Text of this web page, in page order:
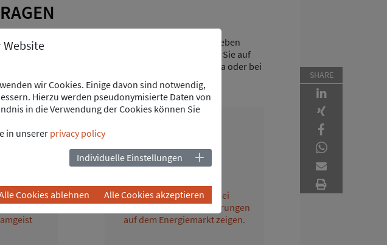
SHARE
im Kraftwerks- und Großanlagenbau. Wir geben
weiterzuentwickeln. Gleichzeitig lernen Sie auf
Projects werden Sie bestens betreut – ob in Europa oder bei
mit
Maximalen Einsatz bei
zahlreichen Herausforderungen
auf dem Energiemarkt zeigen.
wir Cookies. Einige davon sind notwendig,
Hierzu werden pseudonymisierte Daten von
in die Verwendung der Cookies können Sie
in unserer privacy policy
Individuelle Einstellungen
Cookies ablehnen Alle Cookies akzeptieren